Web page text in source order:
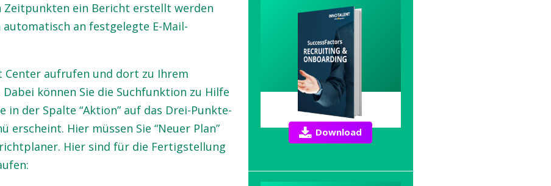
Zeitpunkten ein Bericht erstellt werden
an festgelegte E-Mail-
Center aufrufen und dort zu Ihrem
Dabei können Sie die Suchfunktion zu Hilfe
in der Spalte “Aktion” auf das Drei-Punkte-
erscheint. Hier müssen Sie “Neuer Plan”
Hier sind für die Fertigstellung
Download